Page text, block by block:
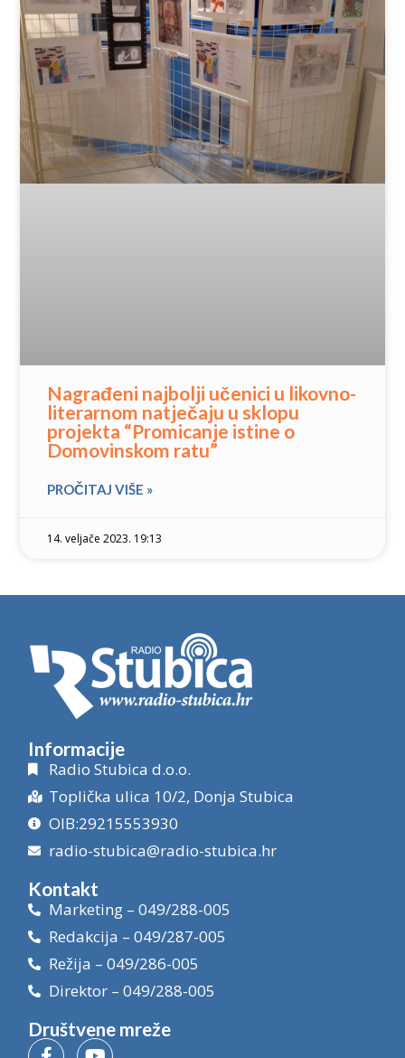
Nagrađeni najbolji učenici u likovno-
literarnom natječaju u sklopu
projekta “Promicanje istine o
Domovinskom ratu”
PROČITAJ VIŠE »
14. veljače 2023. 19:13
Informacije
Radio Stubica d.o.o.
Toplička ulica 10/2, Donja Stubica
OIB:29215553930
radio-stubica@radio-stubica.hr
Kontakt
Marketing – 049/288-005
Redakcija – 049/287-005
Režija – 049/286-005
Direktor – 049/288-005
Društvene mreže